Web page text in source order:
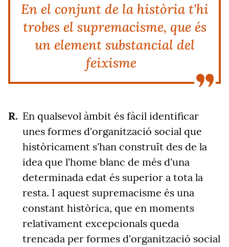
En el conjunt de la història t'hi
trobes el supremacisme, que és
un element substancial del
feixisme
En qualsevol àmbit és fàcil identificar
unes formes d'organització social que
històricament s'han construït des de la
idea que l'home blanc de més d'una
determinada edat és superior a tota la
resta. I aquest supremacisme és una
constant històrica, que en moments
relativament excepcionals queda
trencada per formes d'organització social